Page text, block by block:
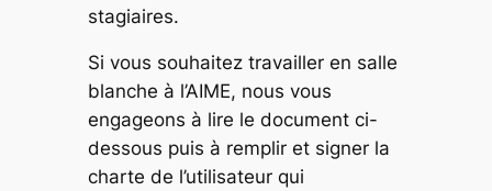
stagiaires.
Si vous souhaitez travailler en salle
blanche à l’AIME, nous vous
engageons à lire le document ci-
dessous puis à remplir et signer la
charte de l’utilisateur qui